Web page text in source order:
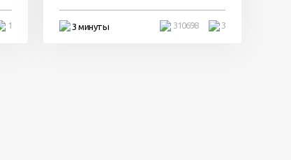
1 3 минуты 3
310698